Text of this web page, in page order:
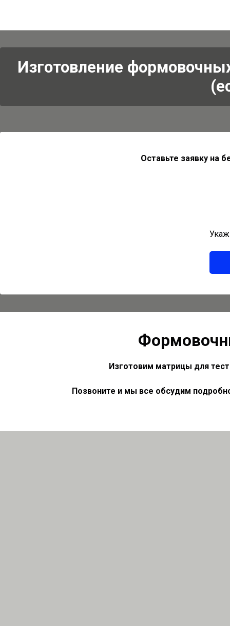
Изготовление
Оставьте заявку на
Изготовим матрицы для
Позвоните и мы все обсудим